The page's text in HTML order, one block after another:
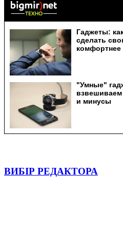
ВИБІР РЕДАКТОРА